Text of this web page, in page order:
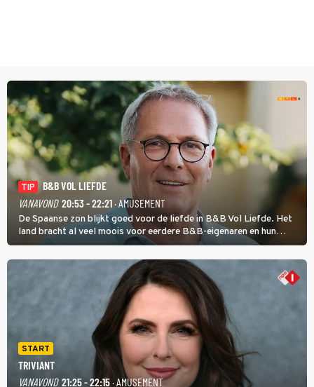
TIP
B&B VOL LIEFDE
VANAVOND 20:53 - 22:21· AMUSEMENT
De Spaanse zon blijkt goed voor de liefde in B&B Vol Liefde. Het
land bracht al veel moois voor eerdere B&B-eigenaren en hun
partners. Ook Paul runt zijn gastenverblijf in Spanje. De 62-jarige
weduwnaar stuurt aan op een nieuw hoofdstuk.
START
TRIVIANT
VANAVOND 21:25 - 22:15· AMUSEMENT